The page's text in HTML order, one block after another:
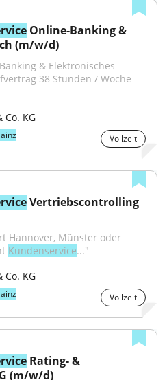
Online-Banking &
(m/w/d)
& Elektronisches
38 Stunden / Woche
Co. KG
Vollzeit
Vertriebscontrolling
Hannover, Münster oder
Kundenservice..."
Co. KG
Vollzeit
Rating- &
(m/w/d)